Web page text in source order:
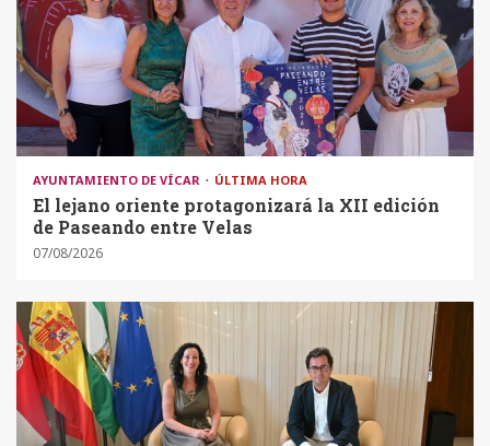
AYUNTAMIENTO DE VÍCAR ÚLTIMA HORA
El lejano oriente protagonizará la XII edición
de Paseando entre Velas
07/08/2026